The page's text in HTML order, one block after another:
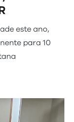
este ano,
para 10